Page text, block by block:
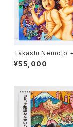
Takashi Nemoto
maguchi／悪魔（間
縁
¥55,000